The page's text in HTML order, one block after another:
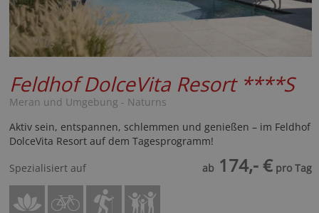
Feldhof DolceVita Resort ****S
Meran und Umgebung - Naturns
Aktiv sein, entspannen, schlemmen und genießen – im Feldhof
DolceVita Resort auf dem Tagesprogramm!
Spezialisiert auf
ab 174,- € pro Tag